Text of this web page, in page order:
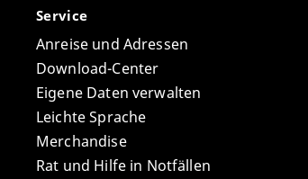
Service
Anreise und Adressen
Download-Center
Eigene Daten verwalten
Leichte Sprache
Merchandise
Rat und Hilfe in Notfällen